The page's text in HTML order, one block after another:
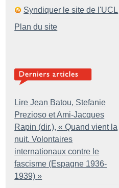
Syndiquer le site de l'UCL
Plan du site
Lire Jean Batou, Stefanie
Prezioso et Ami-Jacques
Rapin (dir.), « Quand vient la
nuit. Volontaires
internationaux contre le
fascisme (Espagne 1936-
1939) »